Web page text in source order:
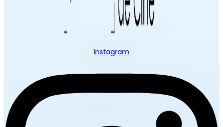
Instagram